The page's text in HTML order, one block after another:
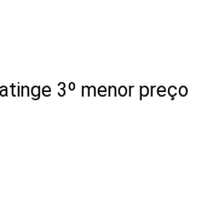
3º menor preço